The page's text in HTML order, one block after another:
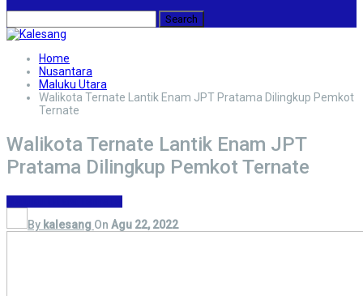
Home
Nusantara
Maluku Utara
Walikota Ternate Lantik Enam JPT Pratama Dilingkup Pemkot
Ternate
Walikota Ternate Lantik Enam JPT
Pratama Dilingkup Pemkot Ternate
By kalesang On Agu 22, 2022